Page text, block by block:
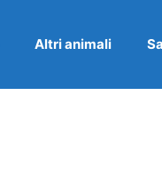
Altri animali